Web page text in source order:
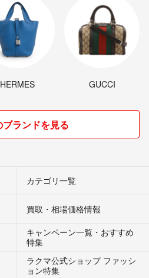
HERMES GUCCI
ランドを見る
カテゴリ一覧
買取・相場価格情報
キャンペーン一覧・おすすめ
特集
ラクマ公式ショップ ファッシ
ョン特集